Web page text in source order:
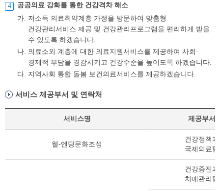
공공의료 강화를 통한 건강격차 해소
가. 저소득 의료취약계층 가정을 방문하여 맞춤형
건강관리서비스 제공 및 건강관리프로그램을 편리하게 받을
수 있도록 하겠습니다.
나. 의료소외 계층에 대한 의료지원서비스를 제공하여 사회·
경제적 부담을 경감시키고 건강수준을 높이도록 하겠습니다.
다. 지역사회 통합 돌봄 보건의료서비스를 제공하겠습니다.
서비스 제공부서 및 연락처
서비스명 제공부서
웰-엔딩문화조성
건강정책과
국제의료팀
건강증진과
치매관리팀